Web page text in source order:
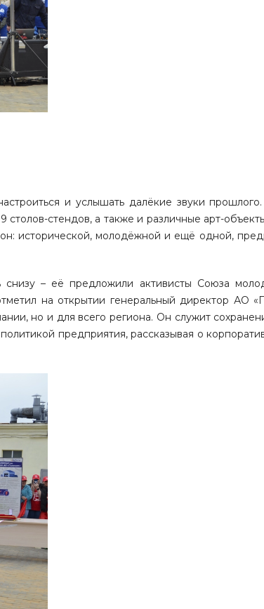
и услышать далёкие звуки
стендов, а также и различные арт-
исторической, молодёжной и ещё одной,
– её предложили активисты Союза
на открытии генеральный директор АО
но и для всего региона. Он служит
предприятия, рассказывая о